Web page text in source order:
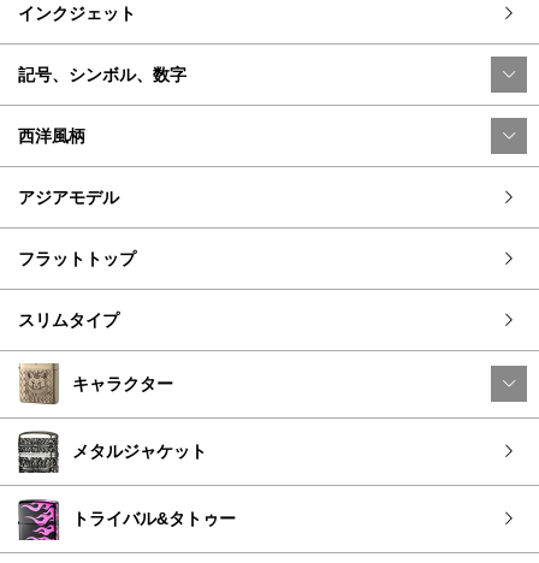
インクジェット
記号、シンボル、数字
西洋風柄
アジアモデル
フラットトップ
スリムタイプ
キャラクター
メタルジャケット
トライバル&タトゥー